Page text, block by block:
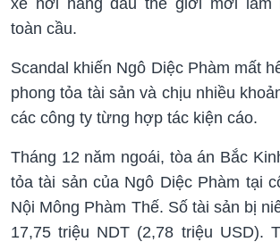
toàn cầu.
Scandal khiến Ngô Diệc Phàm mất
phong tỏa tài sản và chịu nhiều
các công ty từng hợp tác kiện cáo.
Tháng 12 năm ngoái, tòa án Bắc
tỏa tài sản của Ngô Diệc Phàm tại
Nội Mông Phàm Thế. Số tài sản bị
17,75 triệu NDT (2,78 triệu USD).